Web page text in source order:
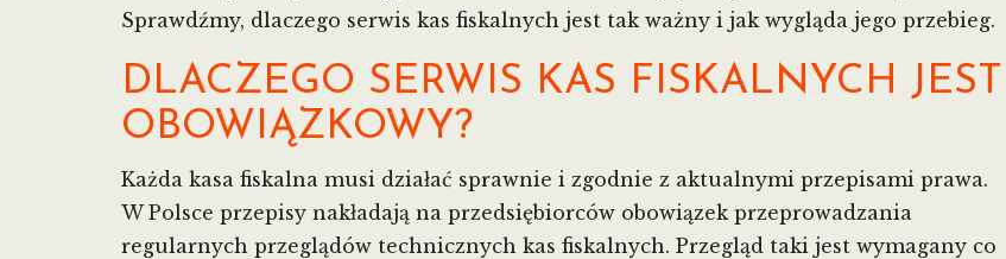
Sprawdźmy, dlaczego serwis kas fiskalnych jest tak ważny i jak wygląda jego przebieg.
DLACZEGO SERWIS KAS FISKALNYCH JEST
OBOWIĄZKOWY?
Każda kasa fiskalna musi działać sprawnie i zgodnie z aktualnymi przepisami prawa.
W Polsce przepisy nakładają na przedsiębiorców obowiązek przeprowadzania
regularnych przeglądów technicznych kas fiskalnych. Przegląd taki jest wymagany co